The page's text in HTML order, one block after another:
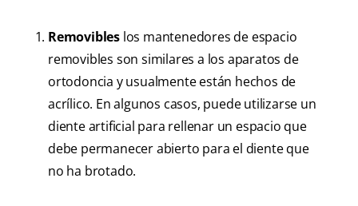
Removibles los mantenedores de espacio
removibles son similares a los aparatos de
ortodoncia y usualmente están hechos de
acrílico. En algunos casos, puede utilizarse un
diente artificial para rellenar un espacio que
debe permanecer abierto para el diente que
no ha brotado.